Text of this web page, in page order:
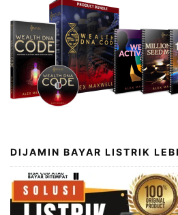
DIJAMIN BAYAR LISTRIK